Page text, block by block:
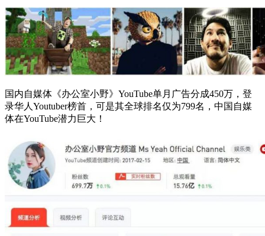
国内自媒体《办公室小野》YouTube单月广告分成450万，登
录华人Youtuber榜首，可是其全球排名仅为799名，中国自媒
体在YouTube潜力巨大！